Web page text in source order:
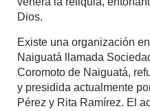
Dios.
Existe una organización
Naiguatá llamada
Coromoto de Naiguatá,
y presidida actualmente
Pérez y Rita Ramírez. El